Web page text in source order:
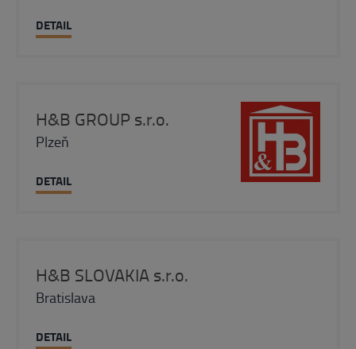
DETAIL
H&B GROUP s.r.o.
Plzeň
DETAIL
H&B SLOVAKIA s.r.o.
Bratislava
DETAIL